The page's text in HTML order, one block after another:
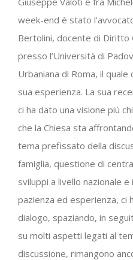
week-end è stato
Bertolini, docente di Diritto
presso l’Università di
Urbaniana di Roma, il
sua esperienza. La sua
ci ha dato una visione più
che la Chiesa sta
tema prefissato della
famiglia, questione di
sviluppi a livello nazionale
pazienza ed esperienza, ci
dialogo, spaziando, in
su molti aspetti legati al
discussione, rimangono